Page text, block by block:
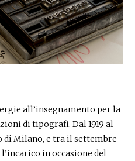
all’insegnamento per la
di tipografi. Dal 1919 al
di Milano, e tra il settembre
in occasione del